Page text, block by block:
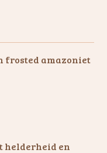
frosted amazoniet
helderheid en